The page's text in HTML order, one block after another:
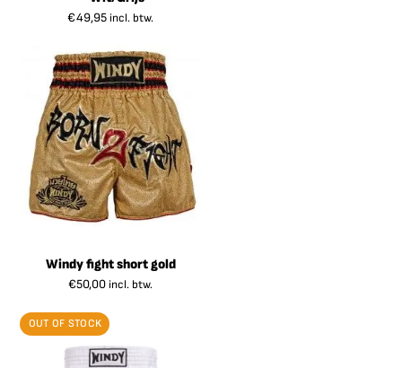
€49,95 incl. btw.
Windy fight short gold
€50,00 incl. btw.
OUT OF STOCK